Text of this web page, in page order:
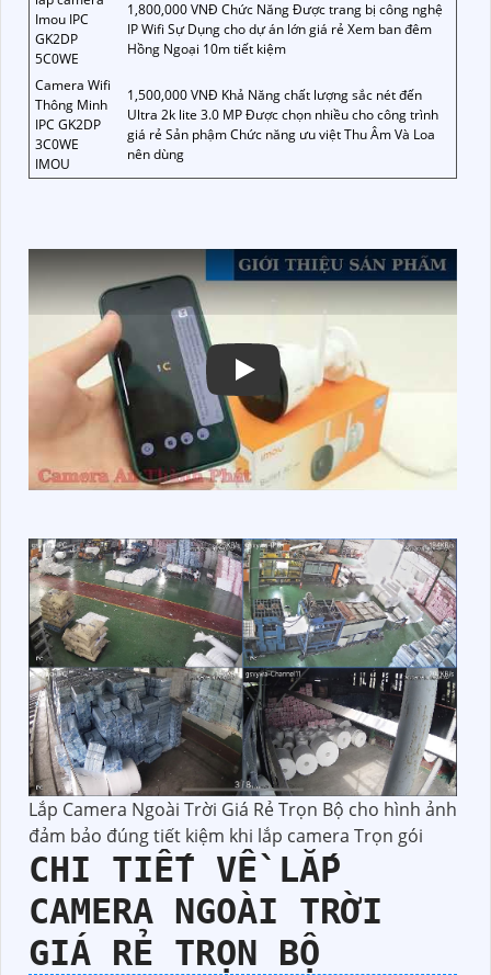
Imou IPC
GK2DP
5C0WE
1,800,000 VNĐ Chức Năng Được trang bị công nghệ
IP Wifi Sự Dụng cho dự án lớn giá rẻ Xem ban đêm
Hồng Ngoại 10m tiết kiệm
Camera Wifi
Thông Minh
IPC GK2DP
3C0WE
IMOU
1,500,000 VNĐ Khả Năng chất lượng sắc nét đến
Ultra 2k lite 3.0 MP Được chọn nhiều cho công trình
giá rẻ Sản phậm Chức năng ưu việt Thu Âm Và Loa
nên dùng
Xem video Lắp Camera Ngoài
Lắp Camera Ngoài Trời Giá Rẻ Trọn Bộ cho hình ảnh
đảm bảo đúng tiết kiệm khi lắp camera Trọn gói
CHI TIẾT VỀLẮP
CAMERA NGOÀI TRỜI
GIÁ RẺ TRỌN BỘ